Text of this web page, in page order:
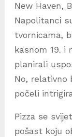
New Haven,
Napolitanci
tvornicama,
kasnom 19. i
planirali
No, relativno
počeli
Pizza se
pošast koju